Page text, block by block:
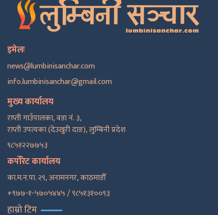
इमेलः
news@lumbinisanchar.com
info.lumbinisanchar@gmail.com
मुख्य कार्यालय
राप्ती गाउँपालका, वडा नं. ३,
राप्ती उपत्यका (देउखुरी दाङ), लुम्बिनी प्रदेश
९८५१२२७७५३
कर्पोरेट कार्यालय
का.म.न.पा. २९, अनामनगर, काठमाडाैँ
+९७७-१-५७०५४४५ / ९८५१३१००९३
हाम्रो टिम